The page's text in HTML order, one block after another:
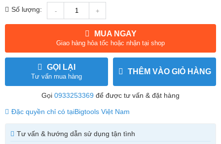
Số lượng: - +
MUA NGAY
Giao hàng hỏa tốc hoặc nhận tại shop
GỌI LẠI
Tư vấn mua hàng
THÊM VÀO GIỎ HÀNG
Gọi 0933253369 để được tư vấn & đặt hàng
Đặc quyền chỉ có tạiBigtools Việt Nam
Tư vấn & hướng dẫn sử dụng tận tình